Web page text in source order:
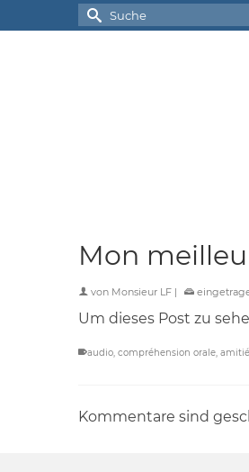
Suche
nach:
Mon
von Monsieur LF |
Um dieses Post zu
audio, compréhension orale, amitié
Kommentare sind